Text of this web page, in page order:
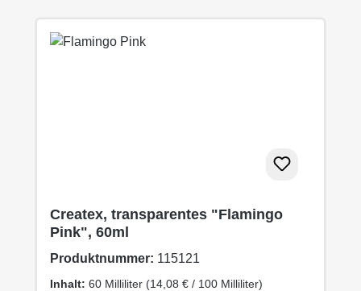
Createx, transparentes "Flamingo
Pink", 60ml
Produktnummer: 115121
Inhalt: 60 Milliliter (14,08 € / 100 Milliliter)